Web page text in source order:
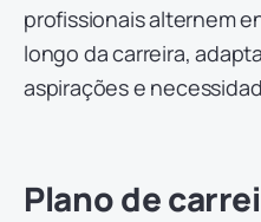
profissionais alternem
longo da carreira,
aspirações e
Plano de